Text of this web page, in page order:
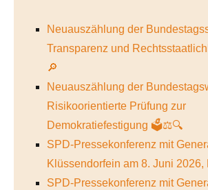
Neuauszählung der
Transparenz und
🔎
Neuauszählung der
Risikoorientierte Prüfung zur
Demokratiefestigung 🗳️⚖️🔍
SPD-Pressekonferenz mit
Klüssendorfein am 8. Juni
SPD-Pressekonferenz mit